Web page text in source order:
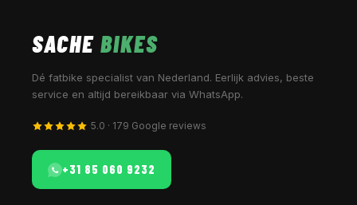
SACHE BIKES
Dé fatbike specialist van Nederland. Eerlijk advies, beste
service en altijd bereikbaar via WhatsApp.
5.0 · 179 Google reviews
+31 85 060 9232